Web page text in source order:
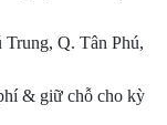
Q. Tân Phú,
& giữ chỗ cho kỳ